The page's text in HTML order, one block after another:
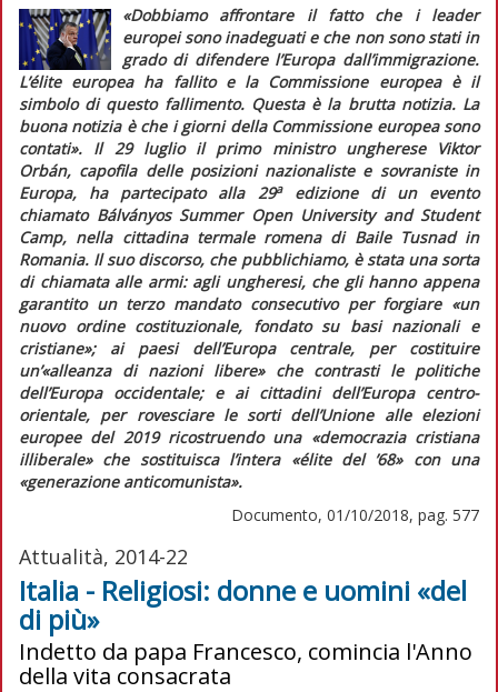
«Dobbiamo affrontare il fatto che i leader
europei sono inadeguati e che non sono stati in
grado di difendere l’Europa dall’immigrazione.
L’éliteeuropea ha fallito e la Commissione europea è il
simbolo di questo fallimento. Questa è la brutta notizia. La
buona notizia è che i giorni della Commissione europea sono
contati». Il 29 luglio il primo ministro ungherese Viktor
Orbán, capofila delle posizioni nazionaliste e sovraniste in
Europa, ha partecipato alla 29aedizione di un evento
chiamato Bálványos Summer Open University and Student
Camp, nella cittadina termale romena di Baile Tusnad in
Romania. Il suo discorso, che pubblichiamo, è stata una sorta
di chiamata alle armi: agli ungheresi, che gli hanno appena
garantito un terzo mandato consecutivo per forgiare «un
nuovo ordine costituzionale, fondato su basi nazionali e
cristiane»;ai paesi dell’Europa centrale, per costituire
un’«alleanza di nazioni libere»che contrasti le politiche
dell’Europa occidentale; e ai cittadini dell’Europa centro-
orientale, per rovesciare le sorti dell’Unione alle elezioni
europee del 2019 ricostruendo una «democrazia cristiana
illiberale» che sostituisca l’intera «élite del ’68»con una
«generazione anticomunista».
Documento, 01/10/2018, pag. 577
Attualità, 2014-22
Italia - Religiosi: donne e uomini «del
di più»
Indetto da papa Francesco, comincia l'Anno
della vita consacrata